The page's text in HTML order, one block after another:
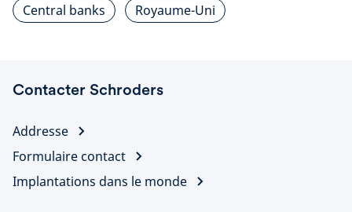
Central banks
Royaume-Uni
Contacter Schroders
Addresse
Formulaire contact
Implantations dans le monde